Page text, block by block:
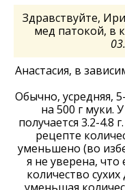
Здравствуйте,
мед патокой, в
Анастасия, в
Обычно, усредняя,
на 500 г муки.
получается 3.2-4.8
рецепте
уменьшено (во
я не уверена,
количество